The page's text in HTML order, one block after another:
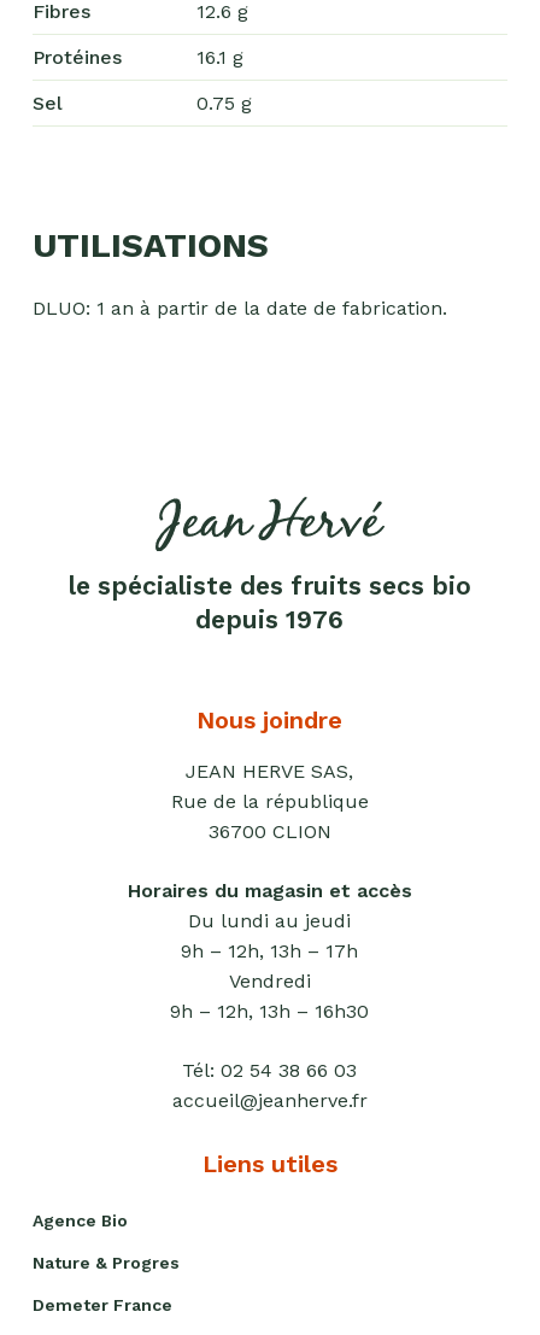
Fibres
12.6 g
Protéines
16.1 g
Sel
0.75 g
UTILISATIONS
DLUO: 1 an à partir de la date de fabrication.
le spécialiste des fruits secs bio
depuis 1976
Nous joindre
JEAN HERVE SAS,
Rue de la république
36700 CLION
Horaires du magasin et accès
Du lundi au jeudi
9h – 12h, 13h – 17h
Vendredi
9h – 12h, 13h – 16h30
Tél:02 54 38 66 03
accueil@jeanherve.fr
Liens utiles
Agence Bio
Nature & Progres
Demeter France
en
Mélanges
apéritifs
Tartinables
Produits
Produits
de
Purées